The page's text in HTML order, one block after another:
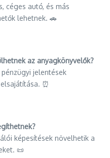
céges autó, és más
lehetnek. 🚗
az anyagkönyvelők?
jelentések
⏰
képesítések növelhetik a
📜